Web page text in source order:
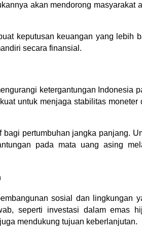
akan mendorong masyarakat
keputusan keuangan yang lebih
secara finansial.
ketergantungan Indonesia
untuk menjaga stabilitas moneter
pertumbuhan jangka panjang.
pada mata uang asing
sosial dan lingkungan
seperti investasi dalam emas
mendukung tujuan keberlanjutan.